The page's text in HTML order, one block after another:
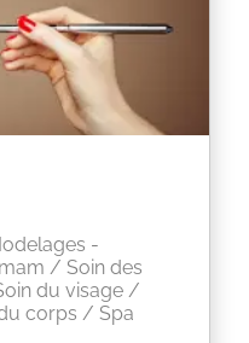
-
/ Soin des
du visage /
corps / Spa